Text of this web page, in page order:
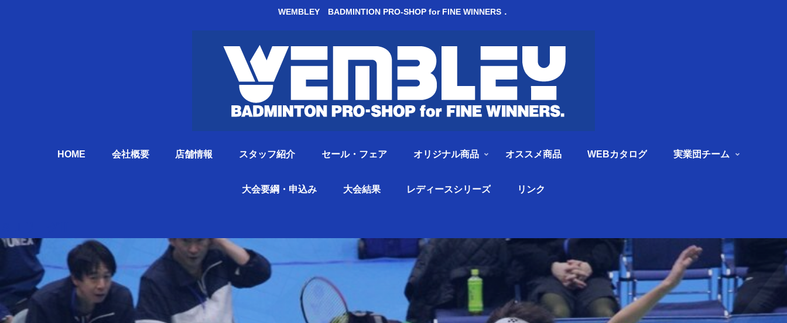
WEMBLEY BADMINTION PRO-SHOP for FINE WINNERS．
HOME 会社概要 店舗情報 スタッフ紹介 セール・フェア オリジナル商品 オススメ商品 WEBカタログ 実業団チーム
大会要綱・申込み 大会結果 レディースシリーズ リンク